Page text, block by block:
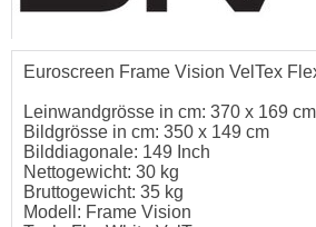
Euroscreen Frame Vision VelTex
Leinwandgrösse in cm: 370 x 169 cm
Bildgrösse in cm: 350 x 149 cm
Bilddiagonale: 149 Inch
Nettogewicht: 30 kg
Bruttogewicht: 35 kg
Modell: Frame Vision